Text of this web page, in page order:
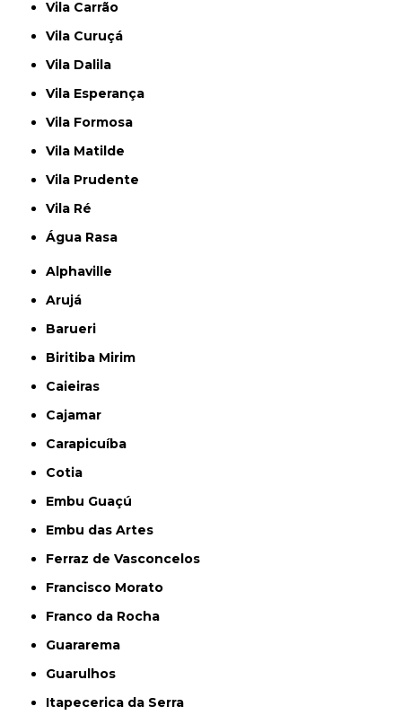
Vila Carrão
Vila Curuçá
Vila Dalila
Vila Esperança
Vila Formosa
Vila Matilde
Vila Prudente
Vila Ré
Água Rasa
Alphaville
Arujá
Barueri
Biritiba Mirim
Caieiras
Cajamar
Carapicuíba
Cotia
Embu Guaçú
Embu das Artes
Ferraz de Vasconcelos
Francisco Morato
Franco da Rocha
Guararema
Guarulhos
Itapecerica da Serra